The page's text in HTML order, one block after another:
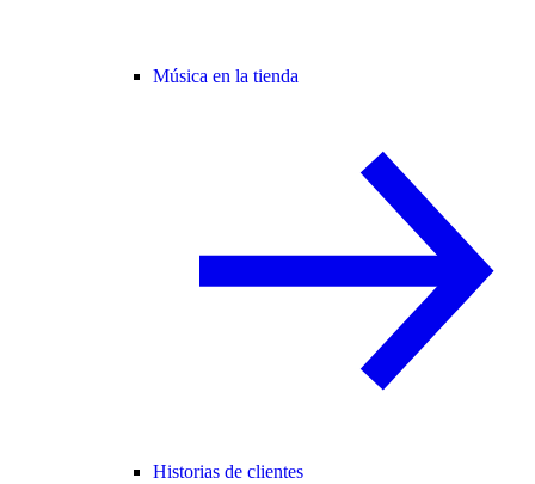
Música en la tienda
Historias de clientes